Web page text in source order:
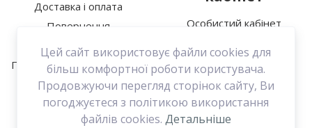
Увага:HTML не підтримується!
Продовжити
Цей сайт використовує файли cookies для
більш комфортної роботи користувача.
Продовжуючи перегляд сторінок сайту, Ви
погоджуєтеся з політикою використання
файлів cookies. Детальніше
Доставка і оплата
Повернення
Про нас
Політика конфіденційності
Зв’язатися з нами
Договір оферти
Особистий кабінет
Мої закладки